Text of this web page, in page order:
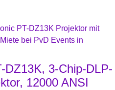
DZ13K, 3-Chip-DLP-
12000 ANSI